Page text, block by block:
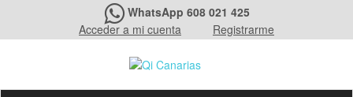
WhatsApp 608 021 425
Acceder a mi cuenta
Registrarme